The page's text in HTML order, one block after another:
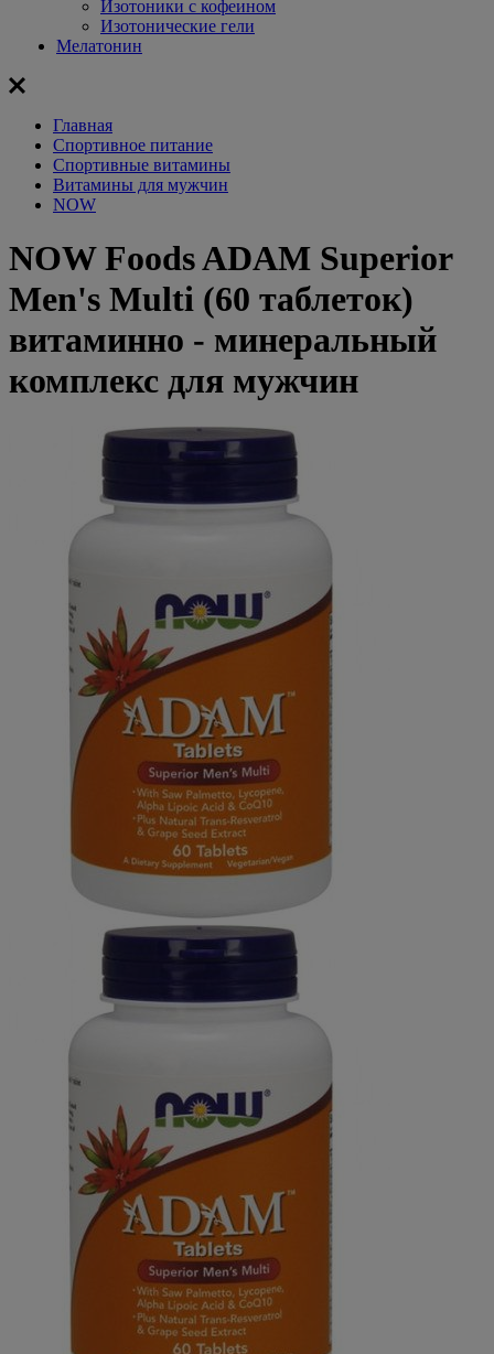
Изотоники с кофеином
Изотонические гели
Мелатонин
Главная
Спортивное питание
Спортивные витамины
Витамины для мужчин
NOW
NOW Foods ADAM Superior
Men's Multi (60 таблеток)
витаминно - минеральный
комплекс для мужчин